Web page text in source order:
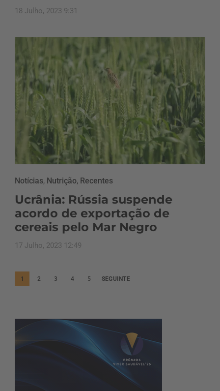
18 Julho, 2023 9:31
Notícias, Nutrição, Recentes
Ucrânia: Rússia suspende
acordo de exportação de
cereais pelo Mar Negro
17 Julho, 2023 12:49
P
n
1 2 3 4 5 SEGUINTE